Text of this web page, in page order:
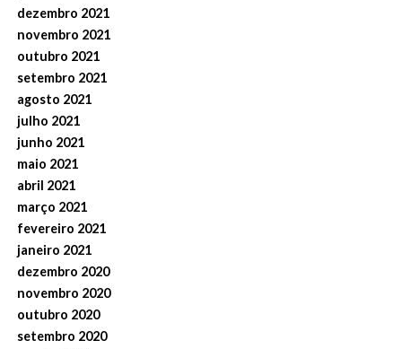
dezembro 2021
novembro 2021
outubro 2021
setembro 2021
agosto 2021
julho 2021
junho 2021
maio 2021
abril 2021
março 2021
fevereiro 2021
janeiro 2021
dezembro 2020
novembro 2020
outubro 2020
setembro 2020